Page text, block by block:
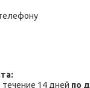
течение 14 дней по